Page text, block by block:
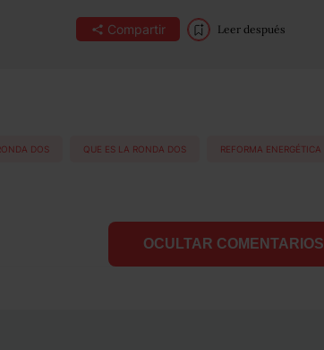
Compartir Leer después
DOS QUE ES LA RONDA DOS REFORMA ENERGÉTICA
OCULTAR COMENTARIOS